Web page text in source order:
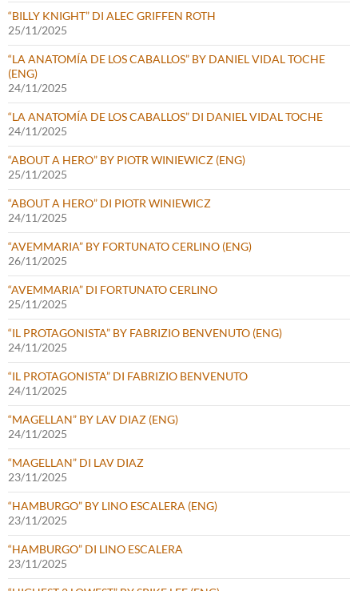
“BILLY KNIGHT” DI ALEC GRIFFEN ROTH
25/11/2025
“LA ANATOMÍA DE LOS CABALLOS” BY DANIEL VIDAL TOCHE
(ENG)
24/11/2025
“LA ANATOMÍA DE LOS CABALLOS” DI DANIEL VIDAL TOCHE
24/11/2025
“ABOUT A HERO” BY PIOTR WINIEWICZ (ENG)
25/11/2025
“ABOUT A HERO” DI PIOTR WINIEWICZ
24/11/2025
“AVEMMARIA” BY FORTUNATO CERLINO (ENG)
26/11/2025
“AVEMMARIA” DI FORTUNATO CERLINO
25/11/2025
“IL PROTAGONISTA” BY FABRIZIO BENVENUTO (ENG)
24/11/2025
“IL PROTAGONISTA” DI FABRIZIO BENVENUTO
24/11/2025
“MAGELLAN” BY LAV DIAZ (ENG)
24/11/2025
“MAGELLAN” DI LAV DIAZ
23/11/2025
“HAMBURGO” BY LINO ESCALERA (ENG)
23/11/2025
“HAMBURGO” DI LINO ESCALERA
23/11/2025